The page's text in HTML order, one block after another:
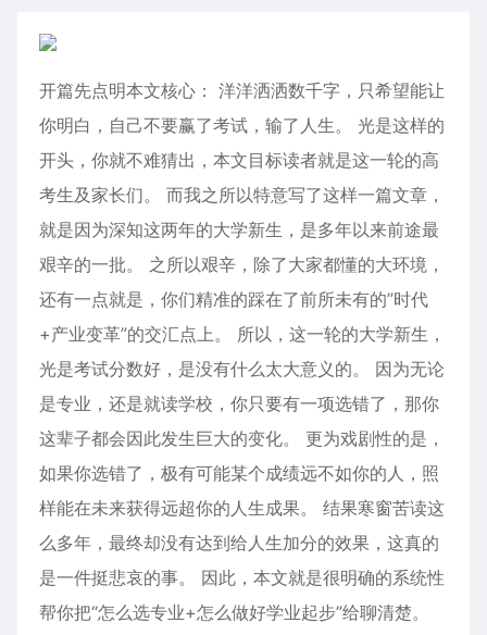
开篇先点明本文核心： 洋洋洒洒数千字，只希望能让
你明白，自己不要赢了考试，输了人生。 光是这样的
开头，你就不难猜出，本文目标读者就是这一轮的高
考生及家长们。 而我之所以特意写了这样一篇文章，
就是因为深知这两年的大学新生，是多年以来前途最
艰辛的一批。 之所以艰辛，除了大家都懂的大环境，
还有一点就是，你们精准的踩在了前所未有的”时代
+产业变革”的交汇点上。 所以，这一轮的大学新生，
光是考试分数好，是没有什么太大意义的。 因为无论
是专业，还是就读学校，你只要有一项选错了，那你
这辈子都会因此发生巨大的变化。 更为戏剧性的是，
如果你选错了，极有可能某个成绩远不如你的人，照
样能在未来获得远超你的人生成果。 结果寒窗苦读这
么多年，最终却没有达到给人生加分的效果，这真的
是一件挺悲哀的事。 因此，本文就是很明确的系统性
帮你把“怎么选专业+怎么做好学业起步”给聊清楚。